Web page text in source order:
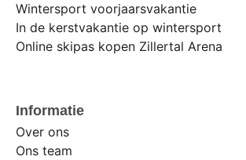
Wintersport voorjaarsvakantie
In de kerstvakantie op wintersport
Online skipas kopen Zillertal Arena
Informatie
Over ons
Ons team